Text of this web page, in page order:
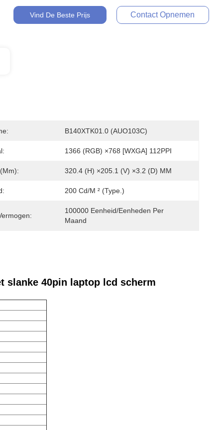
Vind De Beste Prijs Contact Opnemen
B140XTK01.0 (AUO103C)
1366 (RGB) ×768 [WXGA] 112PPI
320.4 (H) ×205.1 (V) ×3.2 (D) MM
200 Cd/m ² (Type.)
100000 Eenheid/Eenheden Per
Maand
slanke 40pin laptop lcd scherm